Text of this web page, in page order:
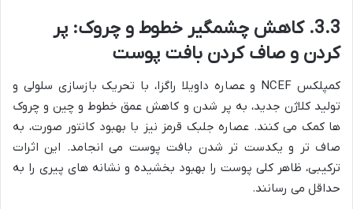
3.3. کاهش چشمگیر خطوط و چروک: پر
کردن و صاف کردن بافت پوست
کمپلکس NCEF و عصاره داویلا راگزا، با تحریک بازسازی سلولی و
تولید کلاژن جدید، به پر شدن و کاهش عمق خطوط و چین و چروک
ها کمک می کنند. عصاره جلبک قرمز نیز با بهبود کانتور صورت، به
صاف تر و یکدست تر شدن بافت پوست می انجامد. این اثرات
ترکیبی، ظاهر کلی پوست را بهبود بخشیده و نشانه های پیری را به
حداقل می رسانند.